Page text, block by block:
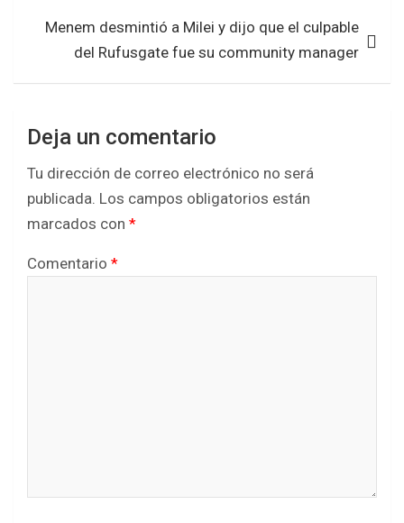
k
p
Menem desmintió a Milei y dijo que el culpable
del Rufusgate fue su community manager
Deja un comentario
Tu dirección de correo electrónico no será
publicada. Los campos obligatorios están
marcados con *
Comentario *